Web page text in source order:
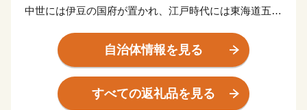
中世には伊豆の国府が置かれ、江戸時代には東海道五十
まちです。
現在では、東海道新幹線と東海道本線、伊豆箱根鉄道の
乗り入れる三島駅や駿河湾環状道路など、交通アクセス
は抜群で、地域住民にとっては首都圏への通勤・通学が
自治体情報を見る
すべての返礼品を見る